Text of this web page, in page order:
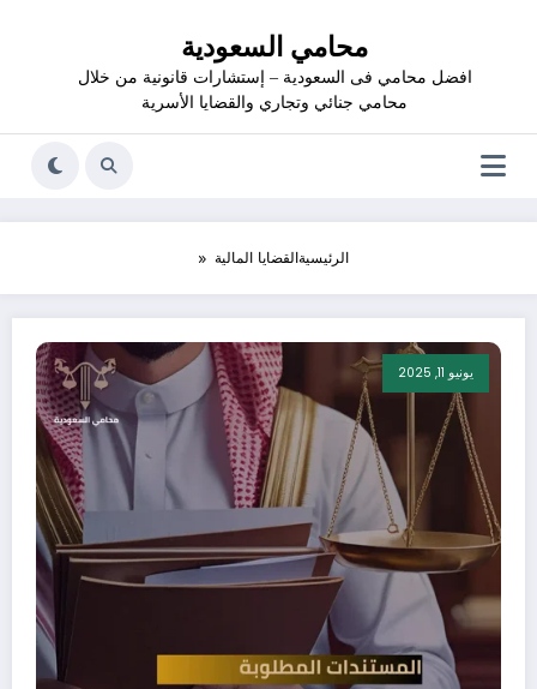
محامي السعودية
افضل محامي فى السعودية – إستشارات قانونية من خلال
محامي جنائي وتجاري والقضايا الأسرية
الرئيسيةالقضايا المالية
يونيو 11, 2025